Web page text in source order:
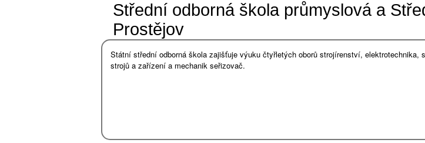
Střední odborná škola průmyslová a
Prostějov
Státní střední odborná škola zajišťuje výuku čtyřletých oborů strojírenství, elektrotechnika,
strojů a zařízení a mechanik seřizovač.